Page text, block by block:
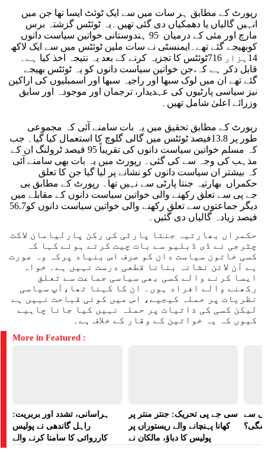
انہیں گالیاں یا دھمکیاں دی گئی تھیں۔یہ ٹوئٹس گزشتہ برس
مارچ اور مئی کے درمیان 95 ہندوستانی خواتین سیاست دانوں
کوبھیجے گئے تھے۔ایمنسٹی نے سات ملین ٹوئٹس میں سے ایک لاکھ
14ہزار 716ٹوئٹس کا تجزیہ کرنے کے بعد یہ نتیجہ اخذ کیا ہے۔
قابل ذکر ہے کہ،جن خواتین سیاست دانوں کو یہ ٹوئٹس بھیجے
گئے تھے ان میں لوک سبھا اور راجیہ سبھا اور اسمبلیوں کی اراکین
نیز سیاسی پارٹیوں کی عہدیدار، ترجمان اور موجودہ اور سابق
وزرائے اعلیٰ شامل تھیں۔
رپورٹ کے مطابق تحقیق میں یہ بات سامنے آئی کہ مجموعی
طور پر 13.8فیصد ٹوئٹس میں گالی گلوچ کا استعمال کیا گیا۔ جب
کہ مسلم خواتین سیاست دانوں کی تقریباً 95 فیصد ٹرولنگ ان کے
مذہب کی وجہ سے کی گئی۔ رپورٹ میں یہ بات بھی سامنے آئی
کہ بیشتر ان سیاست دانوں کو نشانے پر لیا گیا جن کا تعلق
حکمراں بھارتیہ جنتا پارٹی سے نہیں تھا۔ رپورٹ کے مطابق بی
جے پی سے تعلق رکھنے والی خواتین سیاست دانوں کے مقابلے میں
دیگر جماعتوں سے تعلق رکھنے والی خواتین سیاست دانوں کو56.7
فیصد زیادہ گالیاں دی گئیں۔
حکمراں بھارتیہ جنتا پارٹی کی رکن پارلیامان لاکٹ
چٹرجی نے ڈی ڈبلیو سے بات چیت کرتے ہوئے کہا کہ
کسی خاتون سیاست دان کو صرف اس بنیاد پرکہ وہ عورت
ہے آن لائن نشانہ بنانا قطعی درست نہیں ہے۔ خواہ
ایسا کرنے والے کسی بھی سیاسی جماعت سے تعلق
رکھنے والے افراد ہوں۔ ان کا کہنا تھا،آپ سیاسی
نظریات پر حملہ کیجیے، اس میں کوئی قباحت نہیں ہے
لیکن کسی کی ذاتیات پر حملہ نہیں کیا جانا چاہیے
کیوں کہ یہ خواتین کے وقار کے خلاف ہے۔
More in Featured :
ہراسانی، تشدد اور بربریت:
راہل گاندھی نے پولیس
کارروائی کا سامنا کرنے والے
سی جے پی تحریک: جنتر منتر پر
کھانا پہنچانے والے ریستوراں پر
پولیس کا دباؤ، مالکان نے
سے